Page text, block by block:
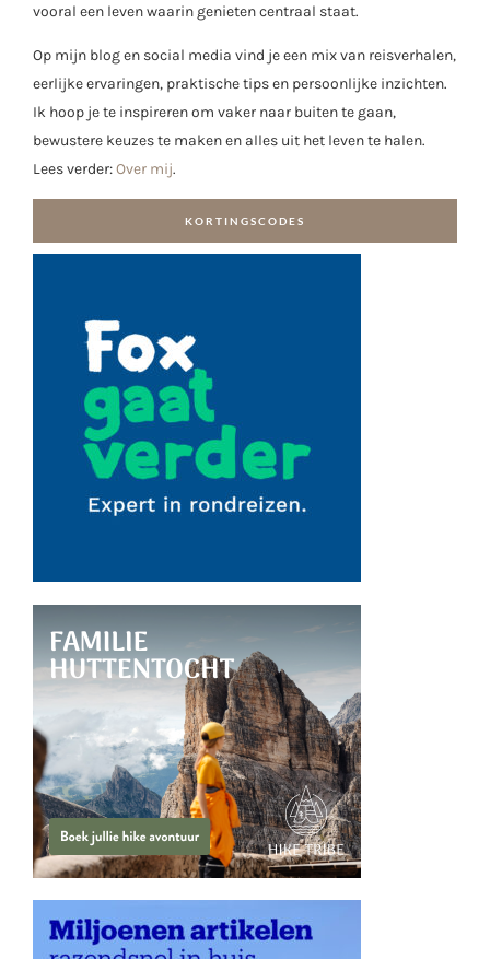
vooral een leven waarin genieten centraal staat.
Op mijn blog en social media vind je een mix van reisverhalen,
eerlijke ervaringen, praktische tips en persoonlijke inzichten.
Ik hoop je te inspireren om vaker naar buiten te gaan,
bewustere keuzes te maken en alles uit het leven te halen.
Lees verder:Over mij.
KORTINGSCODES